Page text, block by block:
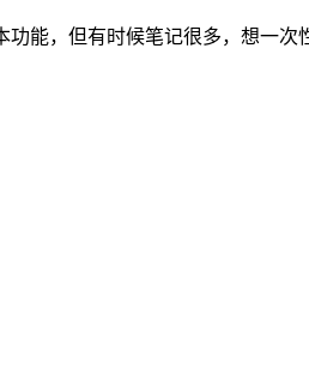
能，但有时候笔记很多，想一次